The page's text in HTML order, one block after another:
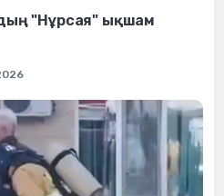
"Нұрсая" ықшам